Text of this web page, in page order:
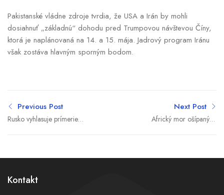
Pakistanské vládne zdroje tvrdia, že USA a Irán by mohli
dosiahnuť „základnú“ dohodu pred Trumpovou návštevou Číny,
ktorá je naplánovaná na 14. a 15. mája. Jadrový program Iránu
však zostáva hlavným sporným bodom.
Previous Post
Rusko vyhlasuje prímerie k
Next Post
Africký mor ošípaných
Kontakt